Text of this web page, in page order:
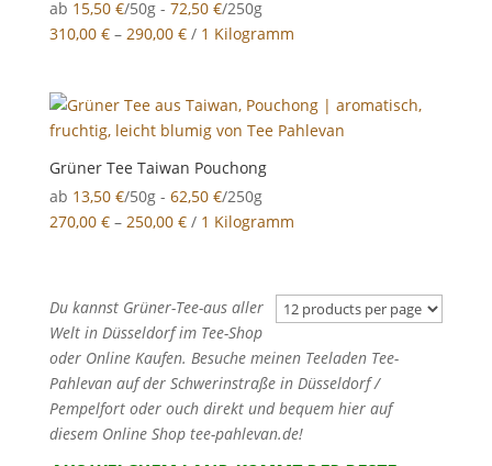
ab 15,50 €/50g - 72,50 €/250g
310,00 €– 290,00 €/ 1 Kilogramm
Grüner Tee Taiwan Pouchong
ab 13,50 €/50g - 62,50 €/250g
270,00 €– 250,00 €/ 1 Kilogramm
Du kannst Grüner-Tee-aus aller
Welt in Düsseldorf im Tee-Shop
oder Online Kaufen. Besuche meinen Teeladen Tee-
Pahlevan auf der Schwerinstraße in Düsseldorf /
Pempelfort oder ouch direkt und bequem hier auf
diesem Online Shop tee-pahlevan.de!